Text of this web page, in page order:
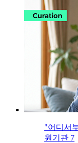
"어디서
원기관 7